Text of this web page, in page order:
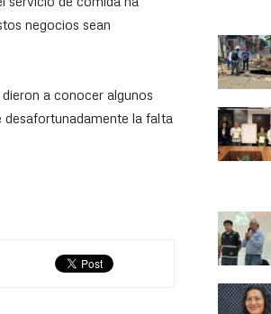
negocios sean
a conocer algunos
desafortunadamente la falta